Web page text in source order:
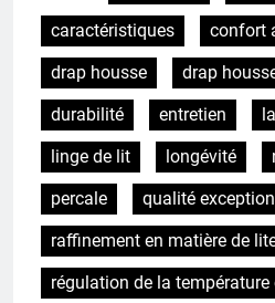
caractéristiques
confort
drap housse
drap
durabilité
entretien
linge de lit
longévité
percale
qualité
raffinement en matière de
régulation de la température